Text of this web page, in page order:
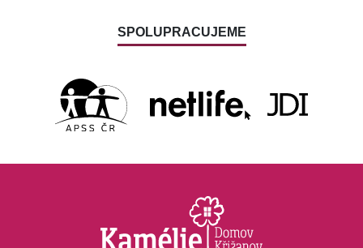
SPOLUPRACUJEME